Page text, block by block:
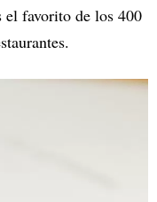
el favorito de los 400